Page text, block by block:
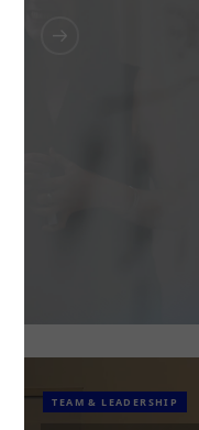
TEAM & LEADERSHIP